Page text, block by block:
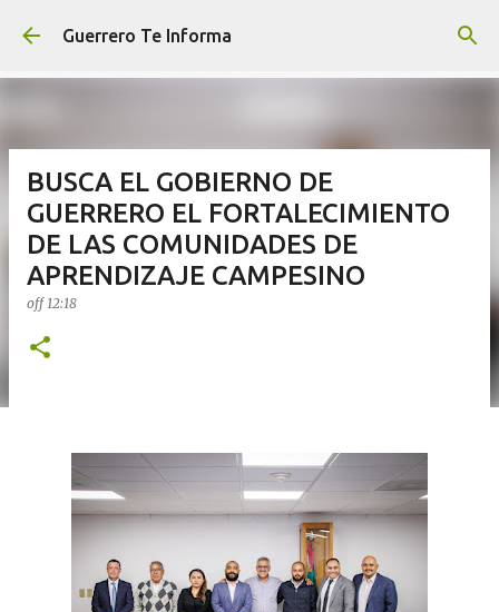
Ir al contenido principal
Guerrero Te Informa
BUSCA EL GOBIERNO DE
GUERRERO EL FORTALECIMIENTO
DE LAS COMUNIDADES DE
APRENDIZAJE CAMPESINO
off12:18